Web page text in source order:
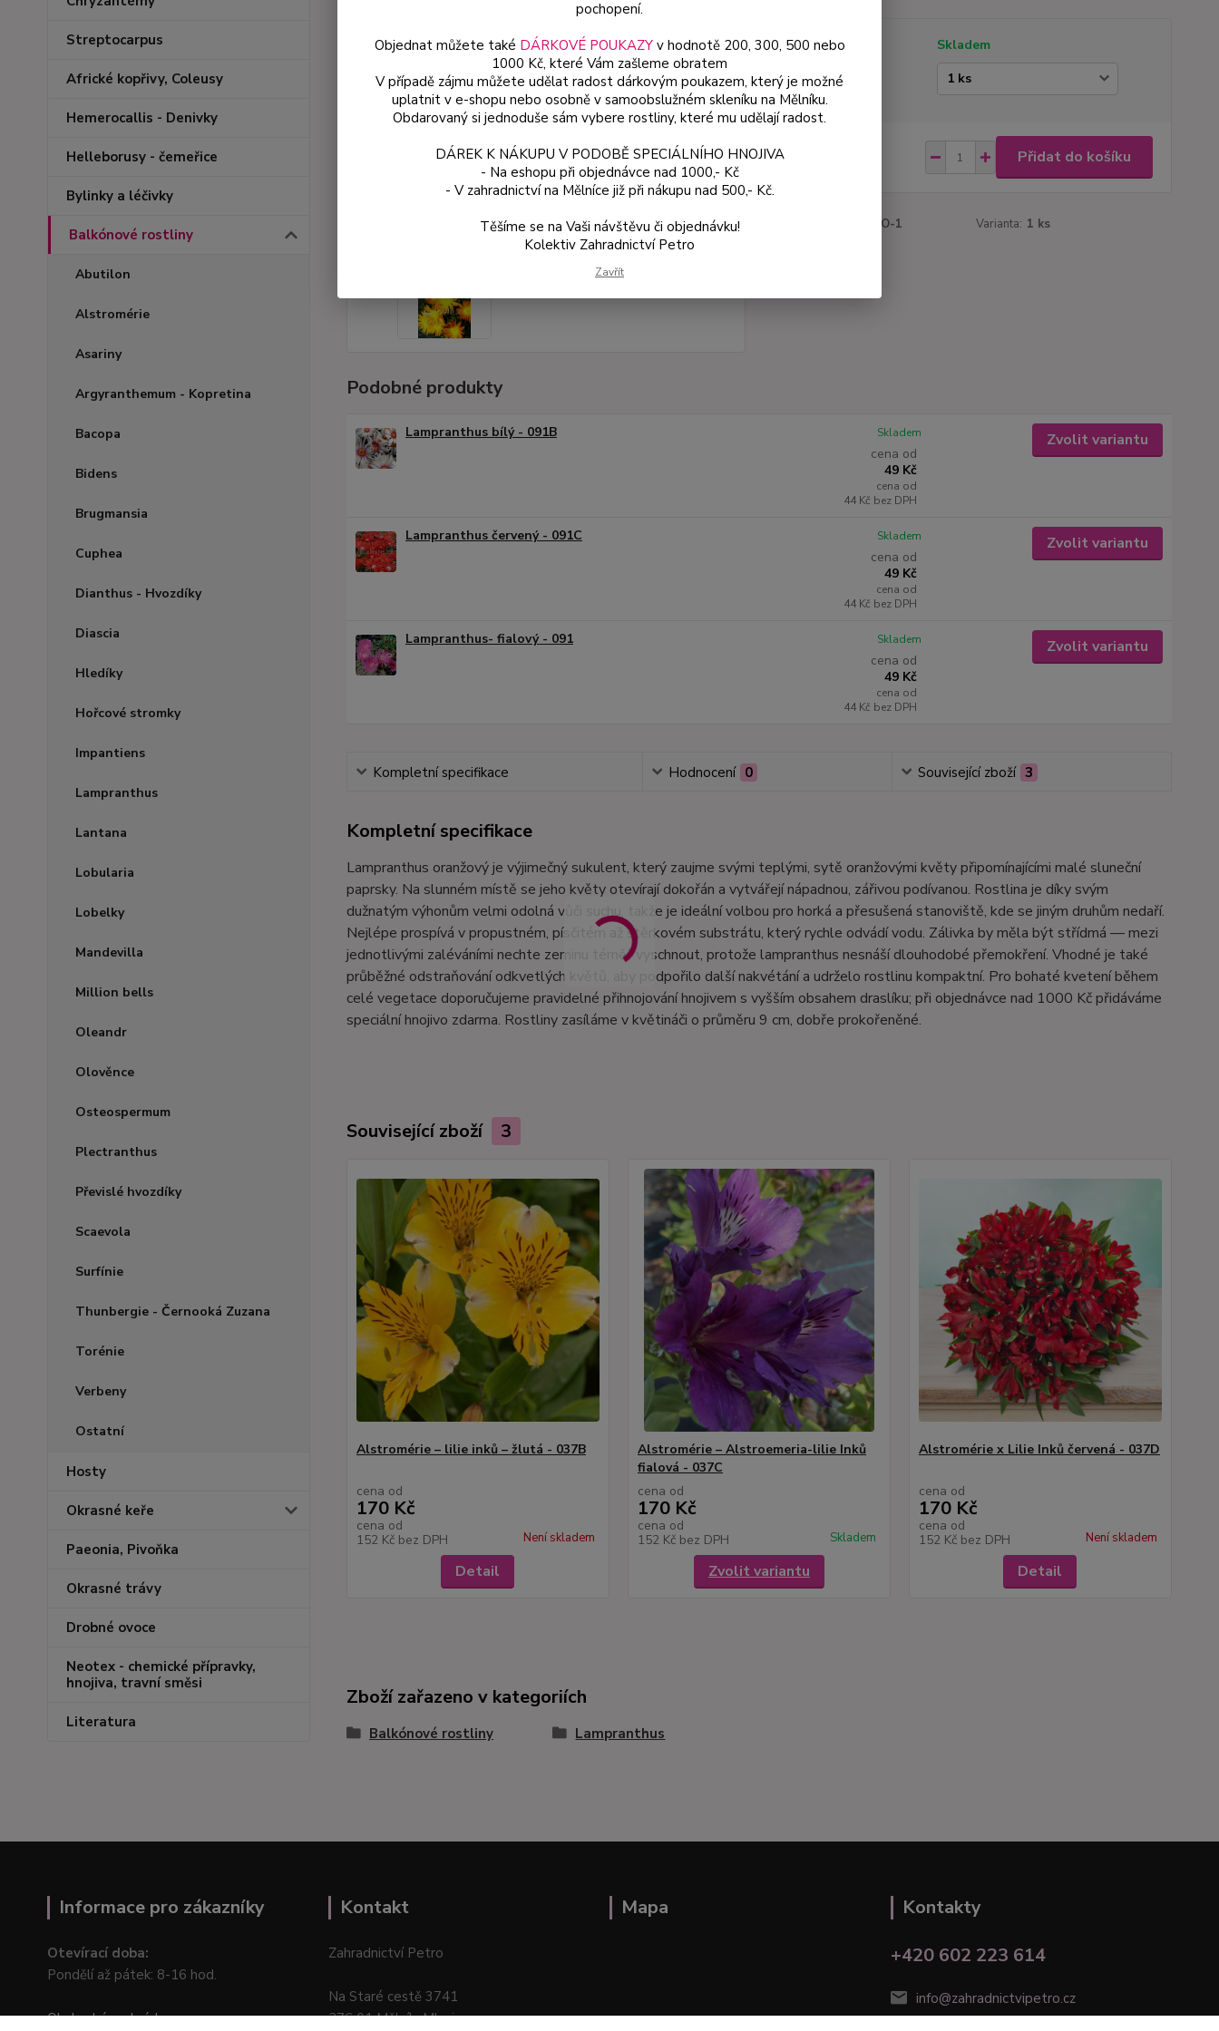
Streptocarpus
Africké kopřivy, Coleusy
Hemerocallis - Denivky
Helleborusy - čemeřice
Bylinky a léčivky
Balkónové rostliny
Abutilon
Alstromérie
Asariny
Argyranthemum - Kopretina
Bacopa
Bidens
Brugmansia
Cuphea
Dianthus - Hvozdíky
Diascia
Hledíky
Hořcové stromky
Impantiens
Lampranthus
Lantana
Lobularia
Lobelky
Mandevilla
Million bells
Oleandr
Olověnce
Osteospermum
Plectranthus
Převislé hvozdíky
Scaevola
Surfínie
Thunbergie - Černooká Zuzana
Torénie
Verbeny
Ostatní
Hosty
Okrasné keře
Paeonia, Pivoňka
Okrasné trávy
Drobné ovoce
Neotex - chemické přípravky,
hnojiva, travní směsi
Literatura
Dostupnost
Skladem
Varianta
Přidat do košíku
091O-1 Varianta: 1 ks
Podobné produkty
Lampranthus bílý - 091B
cena od
49 Kč
cena od
44 Kč bez DPH
Skladem Zvolit variantu
Lampranthus červený - 091C
cena od
49 Kč
cena od
44 Kč bez DPH
Skladem Zvolit variantu
Lampranthus- fialový - 091
cena od
49 Kč
cena od
44 Kč bez DPH
Skladem Zvolit variantu
Kompletní specifikace Hodnocení 0 Související zboží 3
Kompletní specifikace
Lampranthus oranžový je výjimečný sukulent, který zaujme svými teplými, sytě oranžovými květy připomínajícími malé sluneční
paprsky. Na slunném místě se jeho květy otevírají dokořán a vytvářejí nápadnou, zářivou podívanou. Rostlina je díky svým
dužnatým výhonům velmi odolná vůči suchu, takže je ideální volbou pro horká a přesušená stanoviště, kde se jiným druhům nedaří.
Nejlépe prospívá v propustném, písčitém až štěrkovém substrátu, který rychle odvádí vodu. Zálivka by měla být střídmá — mezi
jednotlivými zaléváními nechte zeminu téměř vyschnout, protože lampranthus nesnáší dlouhodobé přemokření. Vhodné je také
průběžné odstraňování odkvetlých květů, aby podpořilo další nakvétání a udrželo rostlinu kompaktní. Pro bohaté kvetení během
celé vegetace doporučujeme pravidelné přihnojování hnojivem s vyšším obsahem draslíku; při objednávce nad 1000 Kč přidáváme
speciální hnojivo zdarma. Rostliny zasíláme v květináči o průměru 9 cm, dobře prokořeněné.
Související zboží 3
Alstromérie – lilie inků – žlutá - 037B
cena od
170 Kč
cena od
152 Kč bez DPH Není skladem
Detail
Alstromérie – Alstroemeria-lilie Inků
fialová - 037C
cena od
170 Kč
cena od
152 Kč bez DPH Skladem
Zvolit variantu
Alstromérie x Lilie Inků červená - 037D
cena od
170 Kč
cena od
152 Kč bez DPH Není skladem
Detail
Zboží zařazeno v kategoriích
Balkónové rostliny Lampranthus
Informace pro zákazníky
Otevírací doba:
Pondělí až pátek: 8-16 hod.
Obchodní podmínky
Kontakt
Zahradnictví Petro
Na Staré cestě 3741
276 01 Mělník–Mlazice
Mapa
Kontakty
+420 602 223 614
info@zahradnictvipetro.cz
pochopení.
Objednat můžete také DÁRKOVÉ POUKAZYv hodnotě 200, 300, 500 nebo
1000 Kč, které Vám zašleme obratem
V případě zájmu můžete udělat radost dárkovým poukazem, který je možné
uplatnit v e-shopu nebo osobně v samoobslužném skleníku na Mělníku.
Obdarovaný si jednoduše sám vybere rostliny, které mu udělají radost.
DÁREK K NÁKUPU V PODOBĚ SPECIÁLNÍHO HNOJIVA
- Na eshopu při objednávce nad 1000,- Kč
- V zahradnictví na Mělníce již při nákupu nad 500,- Kč.
Těšíme se na Vaši návštěvu či objednávku!
Kolektiv Zahradnictví Petro
Zavřít